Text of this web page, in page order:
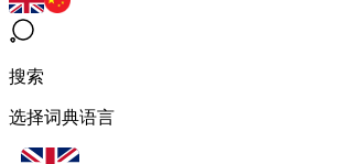
搜索
选择词典语言